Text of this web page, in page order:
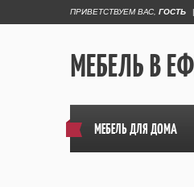
ПРИВЕТСТВУЕМ ВАС ГОСТЬ |
МЕБЕЛЬ В
МЕБЕЛЬ ДЛЯ ДОМА